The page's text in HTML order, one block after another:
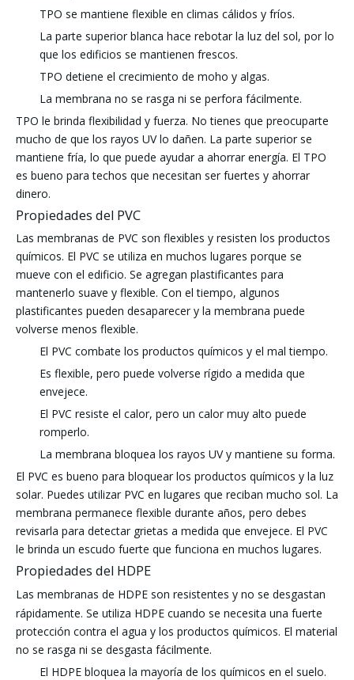
TPO se mantiene flexible en climas cálidos y fríos.
La parte superior blanca hace rebotar la luz del sol, por lo
que los edificios se mantienen frescos.
TPO detiene el crecimiento de moho y algas.
La membrana no se rasga ni se perfora fácilmente.
TPO le brinda flexibilidad y fuerza. No tienes que preocuparte
mucho de que los rayos UV lo dañen. La parte superior se
mantiene fría, lo que puede ayudar a ahorrar energía. El TPO
es bueno para techos que necesitan ser fuertes y ahorrar
dinero.
Propiedades del PVC
Las membranas de PVC son flexibles y resisten los productos
químicos. El PVC se utiliza en muchos lugares porque se
mueve con el edificio. Se agregan plastificantes para
mantenerlo suave y flexible. Con el tiempo, algunos
plastificantes pueden desaparecer y la membrana puede
volverse menos flexible.
El PVC combate los productos químicos y el mal tiempo.
Es flexible, pero puede volverse rígido a medida que
envejece.
El PVC resiste el calor, pero un calor muy alto puede
romperlo.
La membrana bloquea los rayos UV y mantiene su forma.
El PVC es bueno para bloquear los productos químicos y la luz
solar. Puedes utilizar PVC en lugares que reciban mucho sol. La
membrana permanece flexible durante años, pero debes
revisarla para detectar grietas a medida que envejece. El PVC
le brinda un escudo fuerte que funciona en muchos lugares.
Propiedades del HDPE
Las membranas de HDPE son resistentes y no se desgastan
rápidamente. Se utiliza HDPE cuando se necesita una fuerte
protección contra el agua y los productos químicos. El material
no se rasga ni se desgasta fácilmente.
El HDPE bloquea la mayoría de los químicos en el suelo.